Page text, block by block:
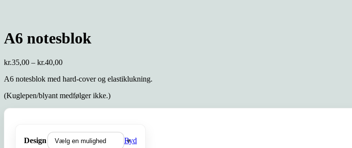
A6 notesblok
kr.35,00 – kr.40,00Prisinterval:
til
A6 notesblok med hard-cover og elastiklukning.
(Kuglepen/blyant medfølger ikke.)
Design Ryd